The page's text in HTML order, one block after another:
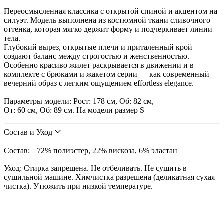
Переосмысленная классика с открытой спиной и акцентом на
силуэт. Модель выполнена из костюмной ткани сливочного
оттенка, которая мягко держит форму и подчеркивает линии
тела.
Глубокий вырез, открытые плечи и приталенный крой
создают баланс между строгостью и женственностью.
Особенно красиво жилет раскрывается в движении и в
комплекте с брюками и жакетом серии — как современный
вечерний образ с легким ощущением effortless elegance.
Параметры модели: Рост: 178 см, Об: 82 см,
От: 60 см, Об: 89 см. На модели размер S
Состав и Уход
Состав: 72% полиэстер, 22% вискоза, 6% эластан
Уход: Стирка запрещена. Не отбеливать. Не сушить в
сушильной машине. Химчистка разрешена (деликатная сухая
чистка). Утюжить при низкой температуре.